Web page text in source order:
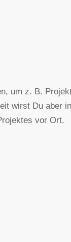
um z. B.
wirst Du aber
vor Ort.